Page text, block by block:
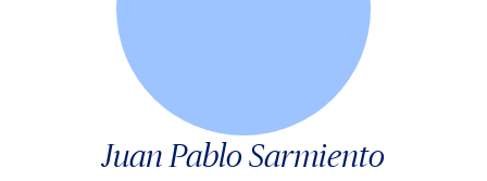
Juan Pablo Sarmiento